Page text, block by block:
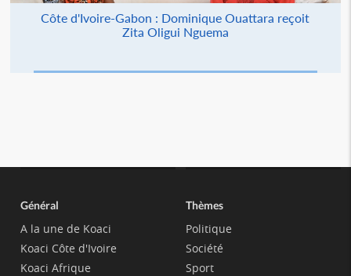
Côte d'Ivoire-Gabon : Dominique Ouattara reçoit
Zita Oligui Nguema
Général
A la une de Koaci
Koaci Côte d'Ivoire
Koaci Afrique
Thèmes
Politique
Société
Sport